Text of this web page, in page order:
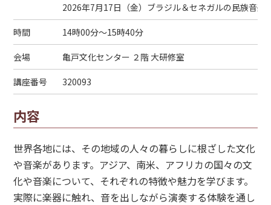
2026年7月17日（金） ブラジル＆セネガルの民族音楽
時間 14時00分～15時40分
会場 亀戸文化センター ２階 大研修室
講座番号 320093
内容
世界各地には、その地域の人々の暮らしに根ざした文化
や音楽があります。アジア、南米、アフリカの国々の文
化や音楽について、それぞれの特徴や魅力を学びます。
実際に楽器に触れ、音を出しながら演奏する体験を通し